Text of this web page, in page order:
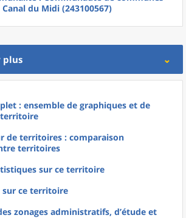
du Midi (243100567)
plus
: ensemble de graphiques et de
de territoires : comparaison
territoires
sur ce territoire
sur ce territoire
zonages administratifs, d’étude et